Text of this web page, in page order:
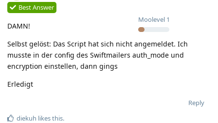
Moolevel 1
Best Answer
DAMN!
Selbst gelöst: Das Script hat sich nicht angemeldet. Ich
musste in der config des Swiftmailers auth_mode und
encryption einstellen, dann gings
Erledigt
Reply
diekuh likes this.